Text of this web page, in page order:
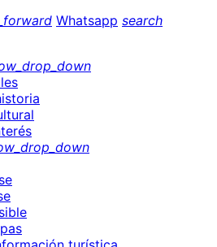
Whatsapp search